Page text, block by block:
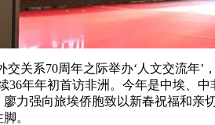
交关系70周年之际举办‘人文交流年
年年初首访非洲。今年是中埃、
力强向旅埃侨胞致以新春祝福和亲
。